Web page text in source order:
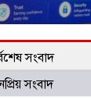
সংবাদ
সংবাদ